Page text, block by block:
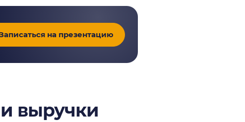
на презентацию
выручки